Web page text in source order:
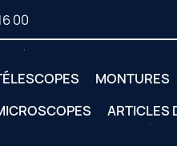
00
MONTURES
ARTICLES